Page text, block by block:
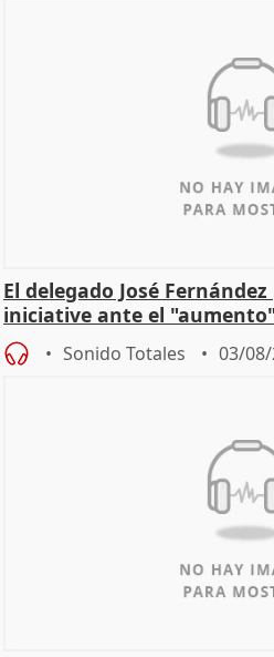
El delegado José
iniciative ante el
hogar en Madri
Sonido Totales 03/